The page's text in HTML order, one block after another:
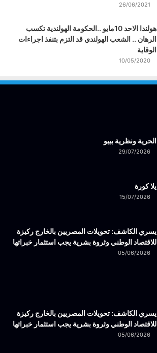
26/06/2021
هولندا الاحد 10مايو ..الحكومة الهولندية تكسب
الرهان .. الشعب الهولندي قد التزم بتنفذ اجراءات
الوقاية
10/05/2020
الحرية ونظرية بيبو
29/07/2026
يلا كورة
15/07/2026
يسري الكاشف: تحويلات المصريين بالخارج ركيزة
للاقتصاد الوطني وثروة بشرية يجب استثمار خبراتها
05/06/2026
يسري الكاشف: تحويلات المصريين بالخارج ركيزة
للاقتصاد الوطني وثروة بشرية يجب استثمار خبراتها
05/06/2026